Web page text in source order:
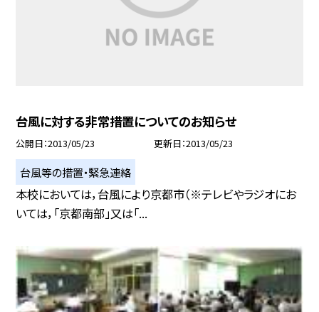
台風に対する非常措置についてのお知らせ
公開日 2013/05/23 更新日 2013/05/23
台風等の措置・緊急連絡
本校においては，台風により京都市（※テレビやラジオにお
いては，「京都南部」又は「...